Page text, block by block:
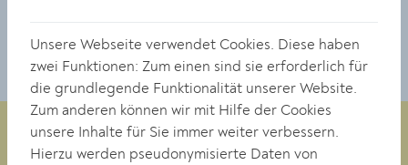
Unsere Webseite verwendet Cookies. Diese haben
zwei Funktionen: Zum einen sind sie erforderlich für
die grundlegende Funktionalität unserer Website.
Zum anderen können wir mit Hilfe der Cookies
unsere Inhalte für Sie immer weiter verbessern.
Hierzu werden pseudonymisierte Daten von